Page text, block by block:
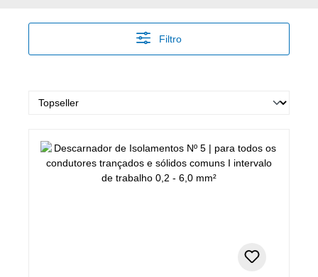
Filtro